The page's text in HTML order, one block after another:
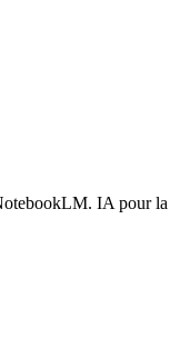
IA pour la